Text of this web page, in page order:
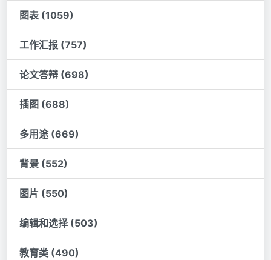
图表 (1059)
工作汇报 (757)
论文答辩 (698)
插图 (688)
多用途 (669)
背景 (552)
图片 (550)
编辑和选择 (503)
教育类 (490)